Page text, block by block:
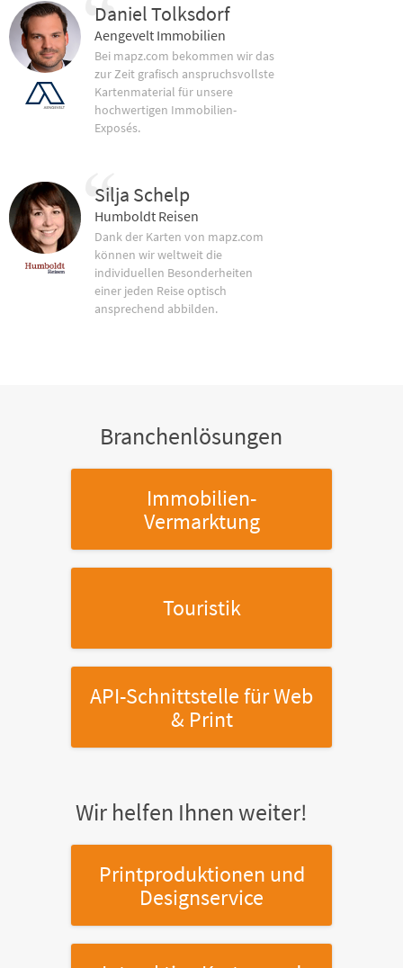
Daniel Tolksdorf
Aengevelt Immobilien
Bei mapz.com bekommen wir das
zur Zeit grafisch anspruchsvollste
Kartenmaterial für unsere
hochwertigen Immobilien-
Exposés.
Silja Schelp
Humboldt Reisen
Dank der Karten von mapz.com
können wir weltweit die
individuellen Besonderheiten
einer jeden Reise optisch
ansprechend abbilden.
Branchenlösungen
Immobilien-
Vermarktung
Touristik
API-Schnittstellefür Web
& Print
Wir helfen Ihnen weiter!
Printproduktionen und
Designservice